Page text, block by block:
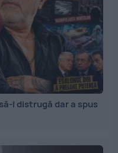
l distrugă dar a spus